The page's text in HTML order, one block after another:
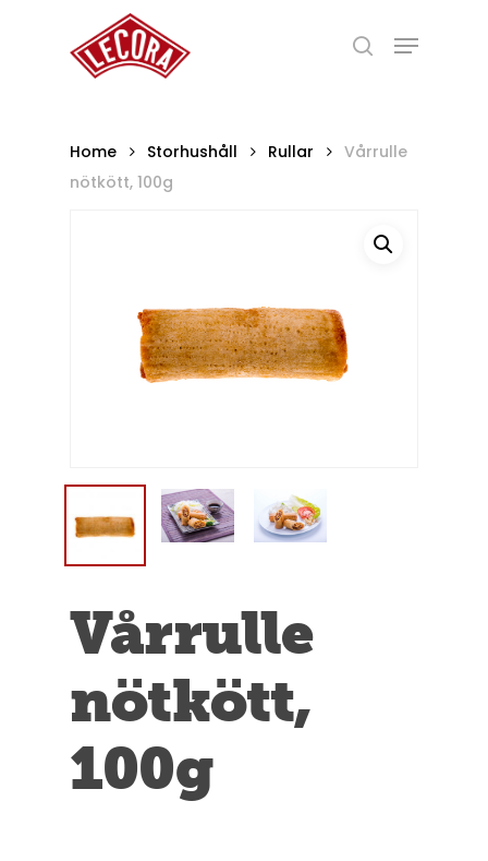
search
Menu
Home Storhushåll Rullar
Vårrulle
nötkött, 100g
Vårrulle
nötkött,
100g